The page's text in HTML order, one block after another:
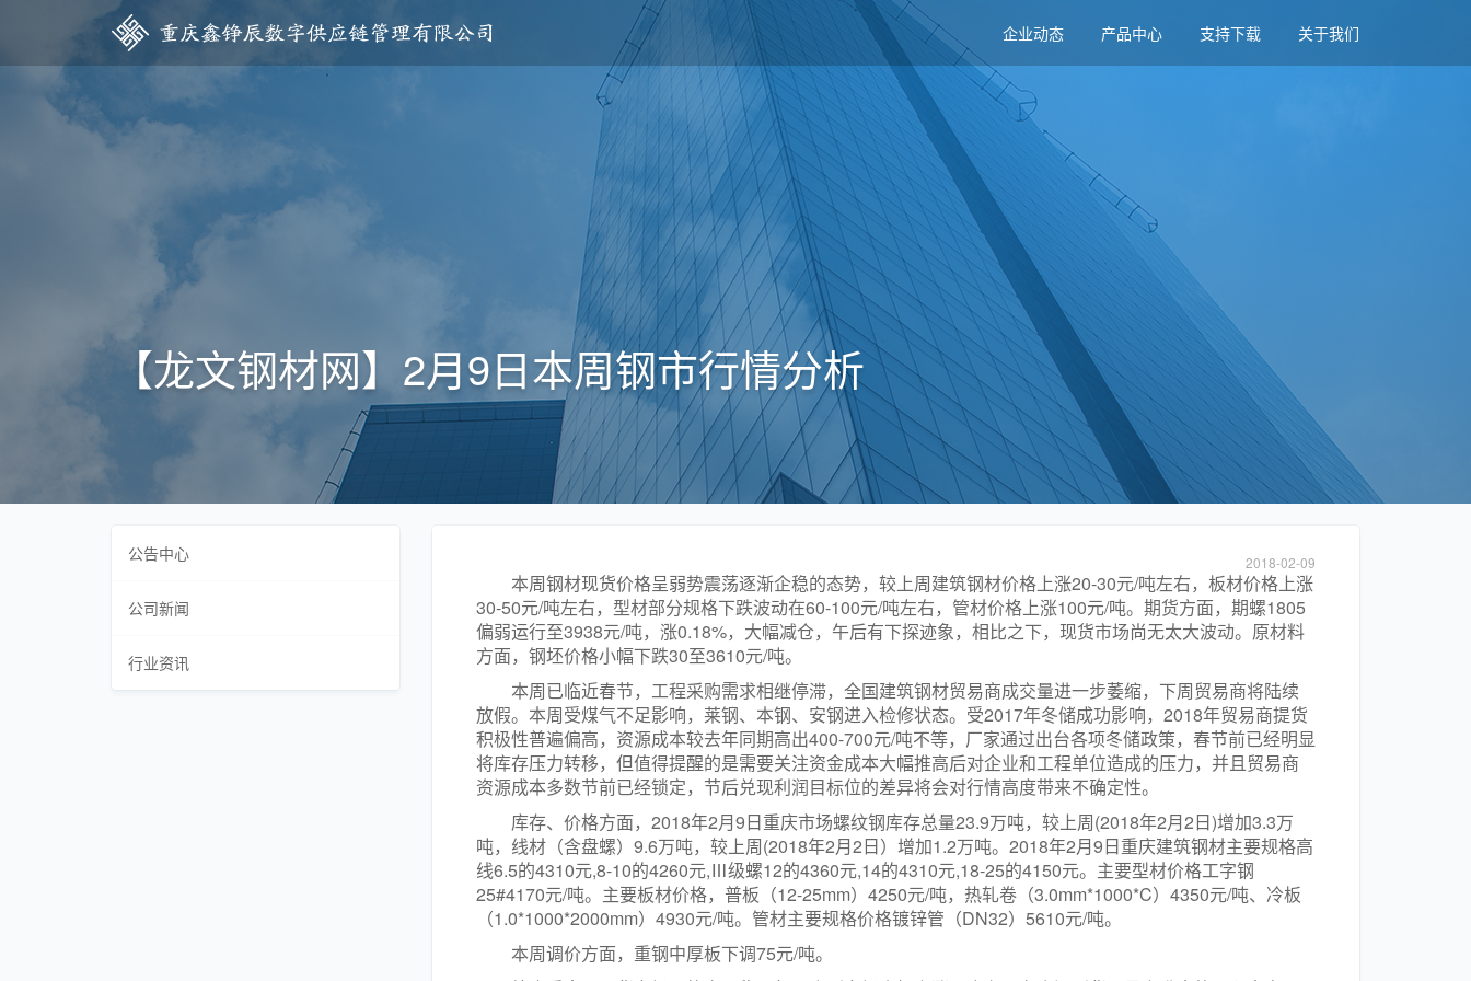
企业动态 产品中心 支持下载 关于我们
【龙文钢材网】2月9日本周钢市行情分析
公告中心
公司新闻
行业资讯
2018-02-09
本周钢材现货价格呈弱势震荡逐渐企稳的态势，较上周建筑钢材价格上涨20-30元/吨左右，板材价格上涨
30-50元/吨左右，型材部分规格下跌波动在60-100元/吨左右，管材价格上涨100元/吨。期货方面，期螺1805
偏弱运行至3938元/吨，涨0.18%，大幅减仓，午后有下探迹象，相比之下，现货市场尚无太大波动。原材料
方面，钢坯价格小幅下跌30至3610元/吨。
本周已临近春节，工程采购需求相继停滞，全国建筑钢材贸易商成交量进一步萎缩，下周贸易商将陆续
放假。本周受煤气不足影响，莱钢、本钢、安钢进入检修状态。受2017年冬储成功影响，2018年贸易商提货
积极性普遍偏高，资源成本较去年同期高出400-700元/吨不等，厂家通过出台各项冬储政策，春节前已经明显
将库存压力转移，但值得提醒的是需要关注资金成本大幅推高后对企业和工程单位造成的压力，并且贸易商
资源成本多数节前已经锁定，节后兑现利润目标位的差异将会对行情高度带来不确定性。
库存、价格方面，2018年2月9日重庆市场螺纹钢库存总量23.9万吨，较上周(2018年2月2日)增加3.3万
吨，线材（含盘螺）9.6万吨，较上周(2018年2月2日）增加1.2万吨。2018年2月9日重庆建筑钢材主要规格高
线6.5的4310元,8-10的4260元,Ⅲ级螺12的4360元,14的4310元,18-25的4150元。主要型材价格工字钢
25#4170元/吨。主要板材价格，普板（12-25mm）4250元/吨，热轧卷（3.0mm*1000*C）4350元/吨、冷板
（1.0*1000*2000mm）4930元/吨。管材主要规格价格镀锌管（DN32）5610元/吨。
本周调价方面，重钢中厚板下调75元/吨。